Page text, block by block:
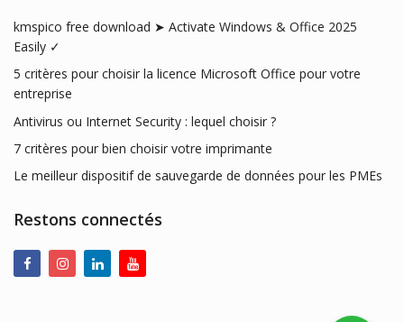
kmspico free download ➤ Activate Windows & Office 2025
Easily ✓
5 critères pour choisir la licence Microsoft Office pour votre
entreprise
Antivirus ou Internet Security : lequel choisir ?
7 critères pour bien choisir votre imprimante
Le meilleur dispositif de sauvegarde de données pour les PMEs
Restons connectés